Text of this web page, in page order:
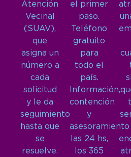
Atención
Vecinal
(SUAV),
que
asigna un
número a
cada
solicitud
y le da
seguimiento
hasta que
se
resuelve.
el primer
paso.
Teléfono
gratuito
para
todo el
país.
Información,
contención
y
asesoramiento
las 24 hs,
los 365